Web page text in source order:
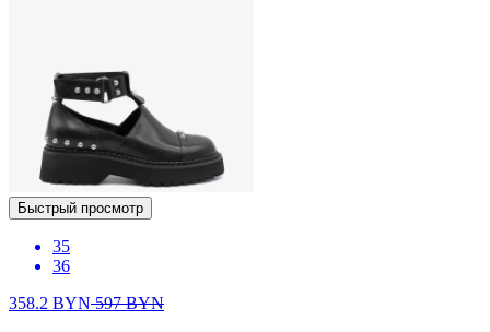
Быстрый просмотр
35
36
358.2 BYN597BYN